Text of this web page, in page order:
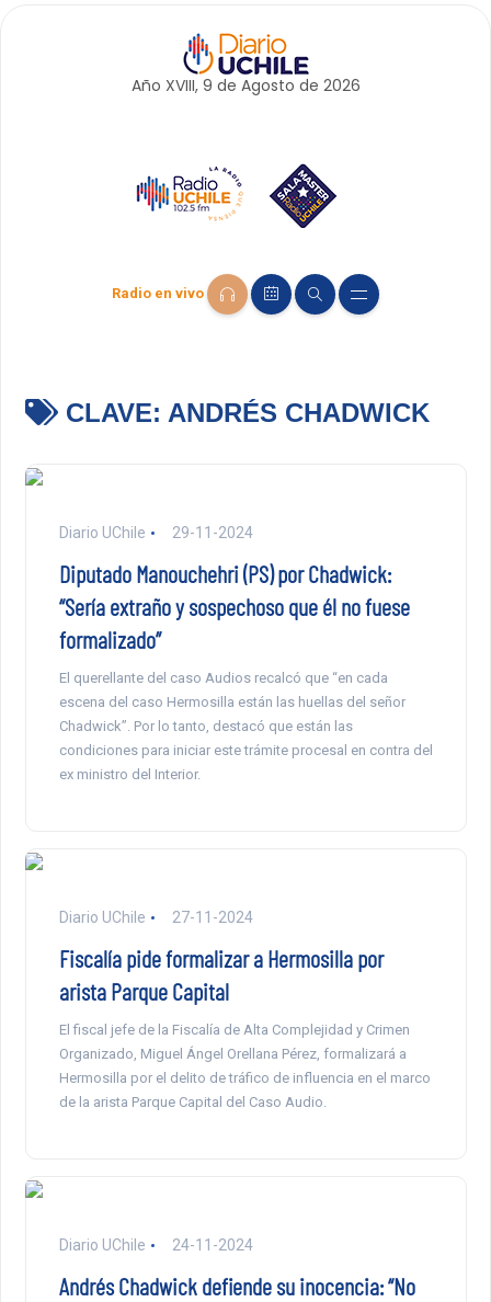
Año XVIII, 9 de Agosto de 2026
Radio en vivo
CLAVE: ANDRÉS CHADWICK
Diario UChile 29-11-2024
Diputado Manouchehri (PS) por Chadwick:
“Sería extraño y sospechoso que él no fuese
formalizado”
El querellante del caso Audios recalcó que “en cada
escena del caso Hermosilla están las huellas del señor
Chadwick”. Por lo tanto, destacó que están las
condiciones para iniciar este trámite procesal en contra del
ex ministro del Interior.
Diario UChile 27-11-2024
Fiscalía pide formalizar a Hermosilla por
arista Parque Capital
El fiscal jefe de la Fiscalía de Alta Complejidad y Crimen
Organizado, Miguel Ángel Orellana Pérez, formalizará a
Hermosilla por el delito de tráfico de influencia en el marco
de la arista Parque Capital del Caso Audio.
Diario UChile 24-11-2024
Andrés Chadwick defiende su inocencia: “No